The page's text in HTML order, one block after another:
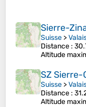
Sierre-
Suisse >
Distance :
Altitude
SZ
Suisse >
Distance :
Altitude